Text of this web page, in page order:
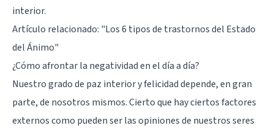
interior.
Artículo relacionado: "Los 6 tipos de trastornos del Estado
del Ánimo"
¿Cómo afrontar la negatividad en el día a día?
Nuestro grado de paz interior y felicidad depende, en gran
parte, de nosotros mismos. Cierto que hay ciertos factores
externos como pueden ser las opiniones de nuestros seres